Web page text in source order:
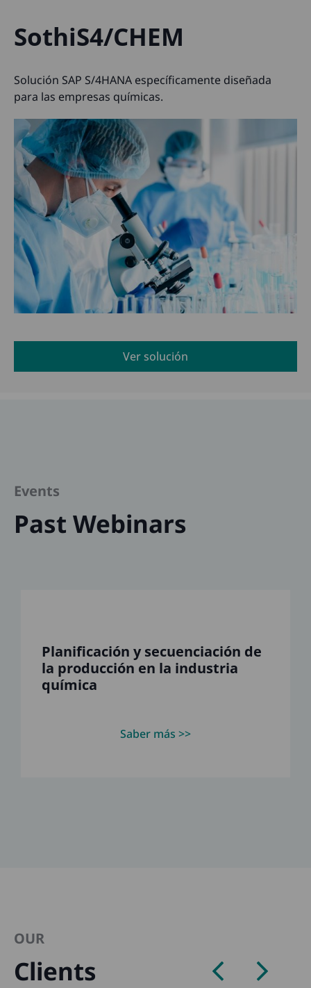
SothiS4/CHEM
Solución SAP S/4HANA específicamente diseñada
para las empresas químicas.
Ver solución
Events
Past Webinars
Planificación y secuenciación de
la producción en la industria
química
Saber más >>
OUR
Clients